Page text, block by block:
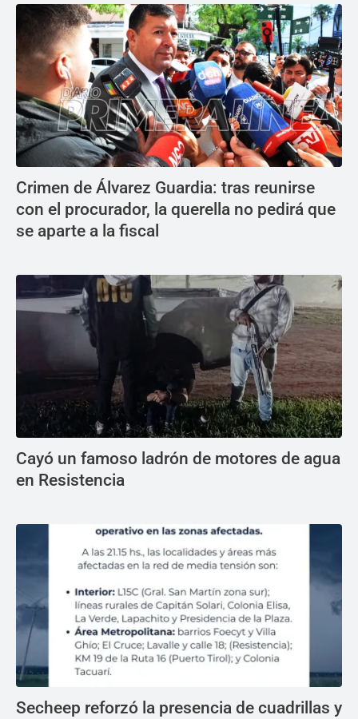
Crimen de Álvarez Guardia: tras reunirse
con el procurador, la querella no pedirá que
se aparte a la fiscal
Cayó un famoso ladrón de motores de agua
en Resistencia
Secheep reforzó la presencia de cuadrillas y